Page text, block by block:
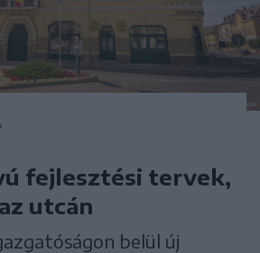
fejlesztési tervek,
utcán
belül új